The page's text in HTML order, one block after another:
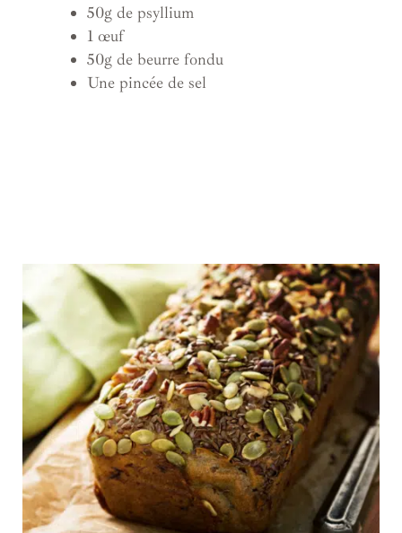
50g de psyllium
1 œuf
50g de beurre fondu
Une pincée de sel